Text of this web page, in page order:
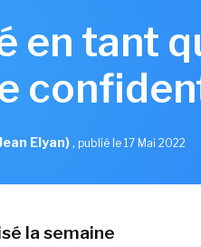
en tant
Elyan), publié le 17 Mai 2022
la semaine